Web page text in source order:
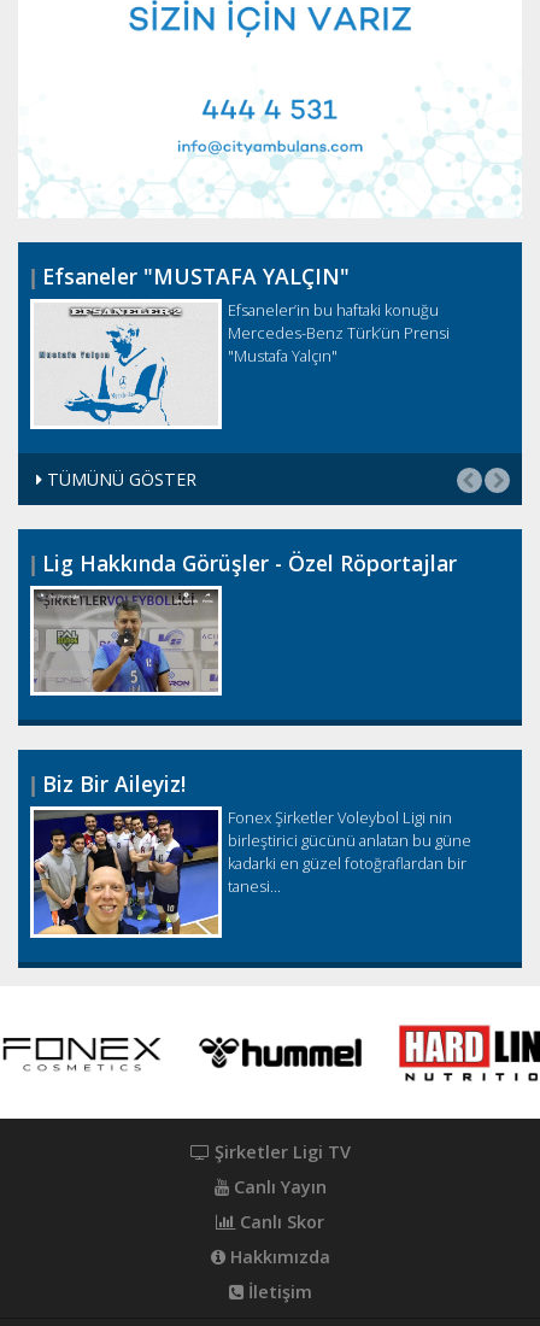
Efsaneler "MUSTAFA YALÇIN"
Efsaneler’in bu haftaki konuğu
Mercedes-Benz Türk’ün Prensi
"Mustafa Yalçın"
TÜMÜNÜ GÖSTER
Lig Hakkında Görüşler - Özel Röportajlar
Biz Bir Aileyiz!
Fonex Şirketler Voleybol Ligi nin
birleştirici gücünü anlatan bu güne
kadarki en güzel fotoğraflardan bir
tanesi...
Şirketler Ligi TV
Canlı Yayın
Canlı Skor
Hakkımızda
İletişim